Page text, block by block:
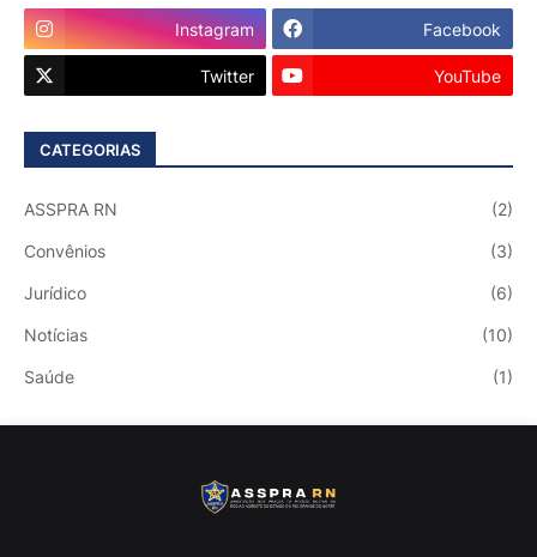
Instagram Facebook
Twitter YouTube
CATEGORIAS
ASSPRA RN (2)
Convênios (3)
Jurídico (6)
Notícias (10)
Saúde (1)